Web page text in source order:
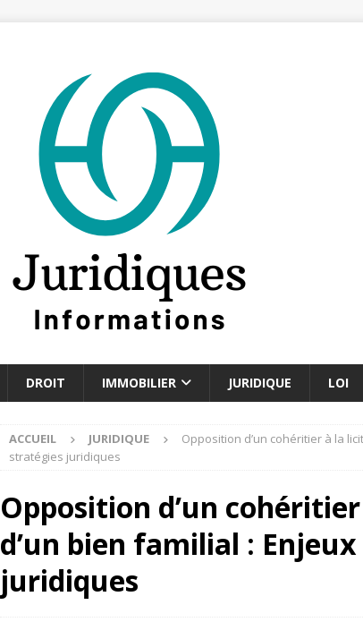
DROIT IMMOBILIER JURIDIQUE LOI
ACCUEIL JURIDIQUE
Opposition d’un cohéritier à la
stratégies juridiques
Opposition d’un
d’un bien familial :
juridiques